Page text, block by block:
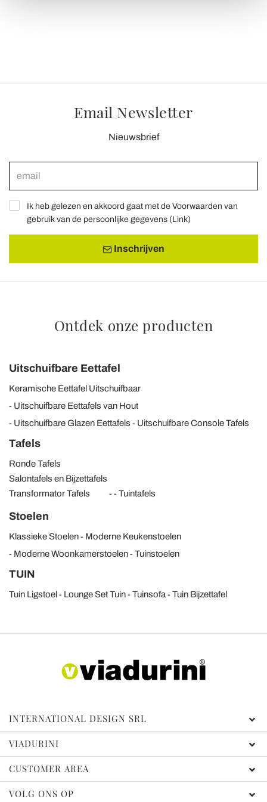
informazioni sul modo in cui utilizza il nostro sito con i
nostri partner che si occupano di analisi dei dati web,
con altre informazioni che ha fornito loro o che hanno
raccolto dal suo utilizzo dei loro servizi.
Email Newsletter
Nieuwsbrief
Ik heb gelezen en akkoord gaat met de Voorwaarden van
gebruik van de persoonlijke gegevens (Link)
Inschrijven
Ontdek onze producten
Uitschuifbare Eettafel
Keramische Eettafel Uitschuifbaar
Uitschuifbare Eettafels van Hout
Uitschuifbare Glazen Eettafels
Uitschuifbare Console Tafels
Tafels
Ronde Tafels
Salontafels en Bijzettafels
Transformator Tafels
Tuintafels
Stoelen
Klassieke Stoelen
Moderne Keukenstoelen
Moderne Woonkamerstoelen
Tuinstoelen
TUIN
Tuin Ligstoel Lounge Set Tuin Tuinsofa Tuin Bijzettafel
INTERNATIONAL DESIGN SRL
VIADURINI
CUSTOMER AREA
VOLG ONS OP